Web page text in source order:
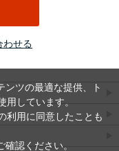
木材へ使用する場合
やしっかり固定したい
K
K許容
差
m最
大
-0.2
わせる
ンツの最適な提供、ト
しています。
利用に同意したことも
確認ください。